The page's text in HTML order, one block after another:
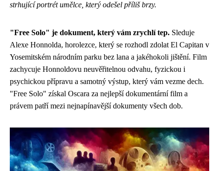
strhující portrét umělce, který odešel příliš brzy.
"Free Solo" je dokument, který vám zrychlí tep. Sleduje
Alexe Honnolda, horolezce, který se rozhodl zdolat El Capitan v
Yosemitském národním parku bez lana a jakéhokoli jištění. Film
zachycuje Honnoldovu neuvěřitelnou odvahu, fyzickou i
psychickou přípravu a samotný výstup, který vám vezme dech.
"Free Solo" získal Oscara za nejlepší dokumentární film a
právem patří mezi nejnapínavější dokumenty všech dob.